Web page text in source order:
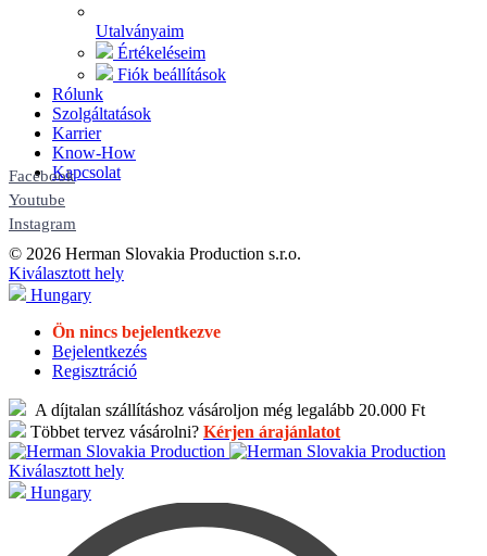
Utalványaim
Értékeléseim
Fiók beállítások
Rólunk
Szolgáltatások
Karrier
Know-How
Kapcsolat
Facebook
Youtube
Instagram
© 2026 Herman Slovakia Production s.r.o.
Kiválasztott hely
Hungary
Ön nincs bejelentkezve
Bejelentkezés
Regisztráció
A díjtalan szállításhoz vásároljon még legalább 20.000 Ft
Többet tervez vásárolni? Kérjen árajánlatot
Kiválasztott hely
Hungary